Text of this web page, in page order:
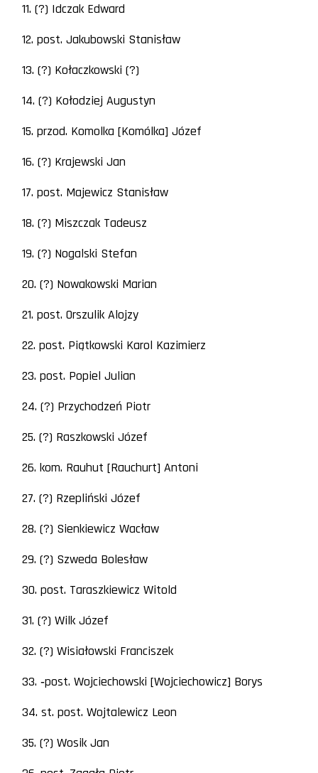
11. (?) Idczak Edward
12. post. Jakubowski Stanisław
13. (?) Kołaczkowski (?)
14. (?) Kołodziej Augustyn
15. przod. Komolka [Komólka] Józef
16. (?) Krajewski Jan
17. post. Majewicz Stanisław
18. (?) Miszczak Tadeusz
19. (?) Nogalski Stefan
20. (?) Nowakowski Marian
21. post. Orszulik Alojzy
22. post. Piątkowski Karol Kazimierz
23. post. Popiel Julian
24. (?) Przychodzeń Piotr
25. (?) Raszkowski Józef
26. kom. Rauhut [Rauchurt] Antoni
27. (?) Rzepliński Józef
28. (?) Sienkiewicz Wacław
29. (?) Szweda Bolesław
30. post. Taraszkiewicz Witold
31. (?) Wilk Józef
32. (?) Wisiałowski Franciszek
33. ‑post. Wojciechowski [Wojciechowicz] Borys
34. st. post. Wojtalewicz Leon
35. (?) Wosik Jan